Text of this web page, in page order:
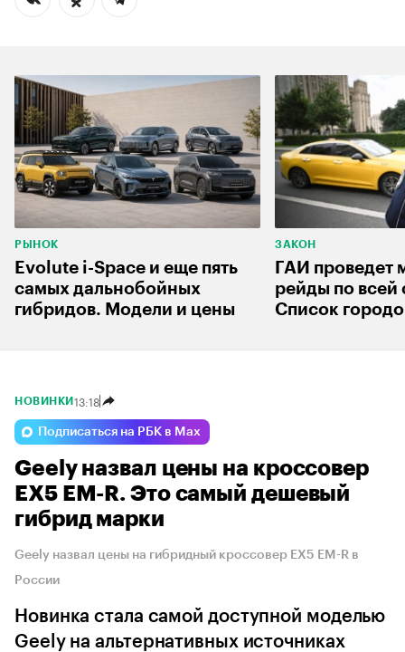
РЫНОК
Evolute i-Space и еще пять
самых дальнобойных
гибридов. Модели и цены
ЗАКОН
ГАИ проведет
рейды по всей
Список
НОВИНКИ 13:18
Подписаться на РБК в Max
Geely назвал цены на кроссовер
EX5 EM-R. Это самый дешевый
гибрид марки
Geely назвал цены на гибридный кроссовер EX5 EM-R в
России
Новинка стала самой доступной моделью
Geely на альтернативных источниках